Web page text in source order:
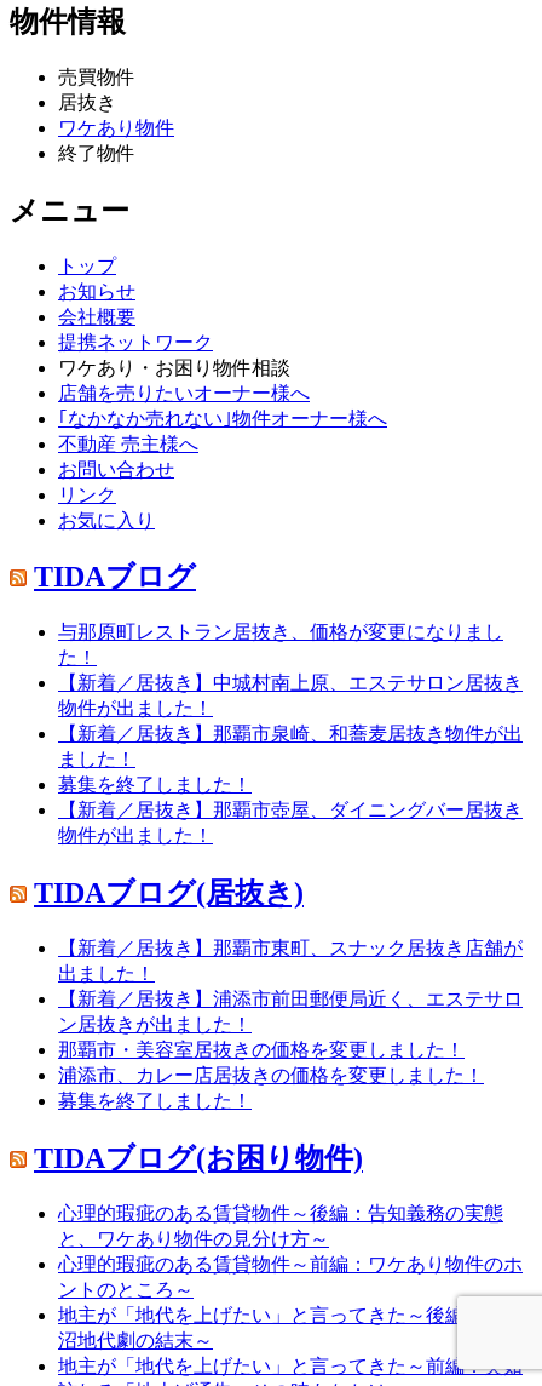
物件情報
売買物件
居抜き
ワケあり物件
終了物件
メニュー
トップ
お知らせ
会社概要
提携ネットワーク
ワケあり・お困り物件相談
店舗を売りたいオーナー様へ
｢なかなか売れない｣物件オーナー様へ
不動産 売主様へ
お問い合わせ
リンク
お気に入り
TIDAブログ
与那原町レストラン居抜き、価格が変更になりまし
た！
【新着／居抜き】中城村南上原、エステサロン居抜き
物件が出ました！
【新着／居抜き】那覇市泉崎、和蕎麦居抜き物件が出
ました！
募集を終了しました！
【新着／居抜き】那覇市壺屋、ダイニングバー居抜き
物件が出ました！
TIDAブログ(居抜き)
【新着／居抜き】那覇市東町、スナック居抜き店舗が
出ました！
【新着／居抜き】浦添市前田郵便局近く、エステサロ
ン居抜きが出ました！
那覇市・美容室居抜きの価格を変更しました！
浦添市、カレー店居抜きの価格を変更しました！
募集を終了しました！
TIDAブログ(お困り物件)
心理的瑕疵のある賃貸物件～後編：告知義務の実態
と、ワケあり物件の見分け方～
心理的瑕疵のある賃貸物件～前編：ワケあり物件のホ
ントのところ～
地主が「地代を上げたい」と言ってきた～後編：ドロ
沼地代劇の結末～
地主が「地代を上げたい」と言ってきた～前編：突如